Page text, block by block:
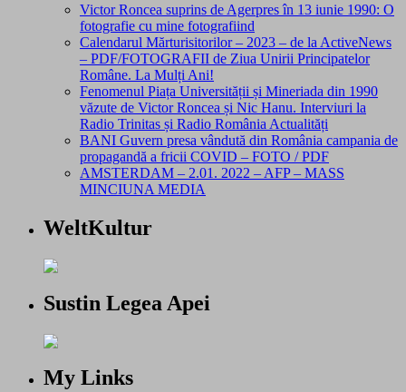
Victor Roncea suprins de Agerpres în 13 iunie 1990: O
fotografie cu mine fotografiind
Calendarul Mărturisitorilor – 2023 – de la ActiveNews
– PDF/FOTOGRAFII de Ziua Unirii Principatelor
Române. La Mulți Ani!
Fenomenul Piața Universității și Mineriada din 1990
văzute de Victor Roncea și Nic Hanu. Interviuri la
Radio Trinitas și Radio România Actualități
BANI Guvern presa vândută din România campania de
propagandă a fricii COVID – FOTO / PDF
AMSTERDAM – 2.01. 2022 – AFP – MASS
MINCIUNA MEDIA
WeltKultur
Sustin Legea Apei
My Links